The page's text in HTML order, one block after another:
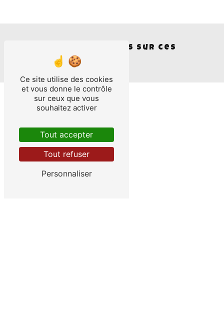
Nous intervenons sur ces
villes
Beaucouzé
Ce site utilise des cookies
et vous donne le contrôle
sur ceux que vous
souhaitez activer
Tout accepter
Tout refuser
Personnaliser